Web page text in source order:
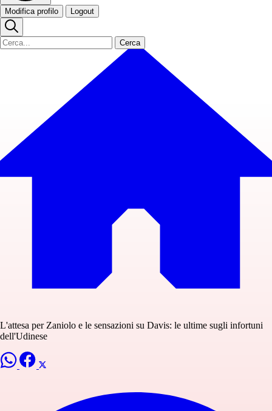
Modifica profilo Logout
Cerca
L'attesa per Zaniolo e le sensazioni su Davis: le ultime sugli infortuni
dell'Udinese